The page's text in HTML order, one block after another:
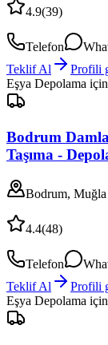
4.9(39)
Telefon
Teklif Al
Profili
Eşya Depolama
Bodrum
Taşıma -
Bodrum, Muğla
4.4(48)
Telefon
Teklif Al
Profili
Eşya Depolama